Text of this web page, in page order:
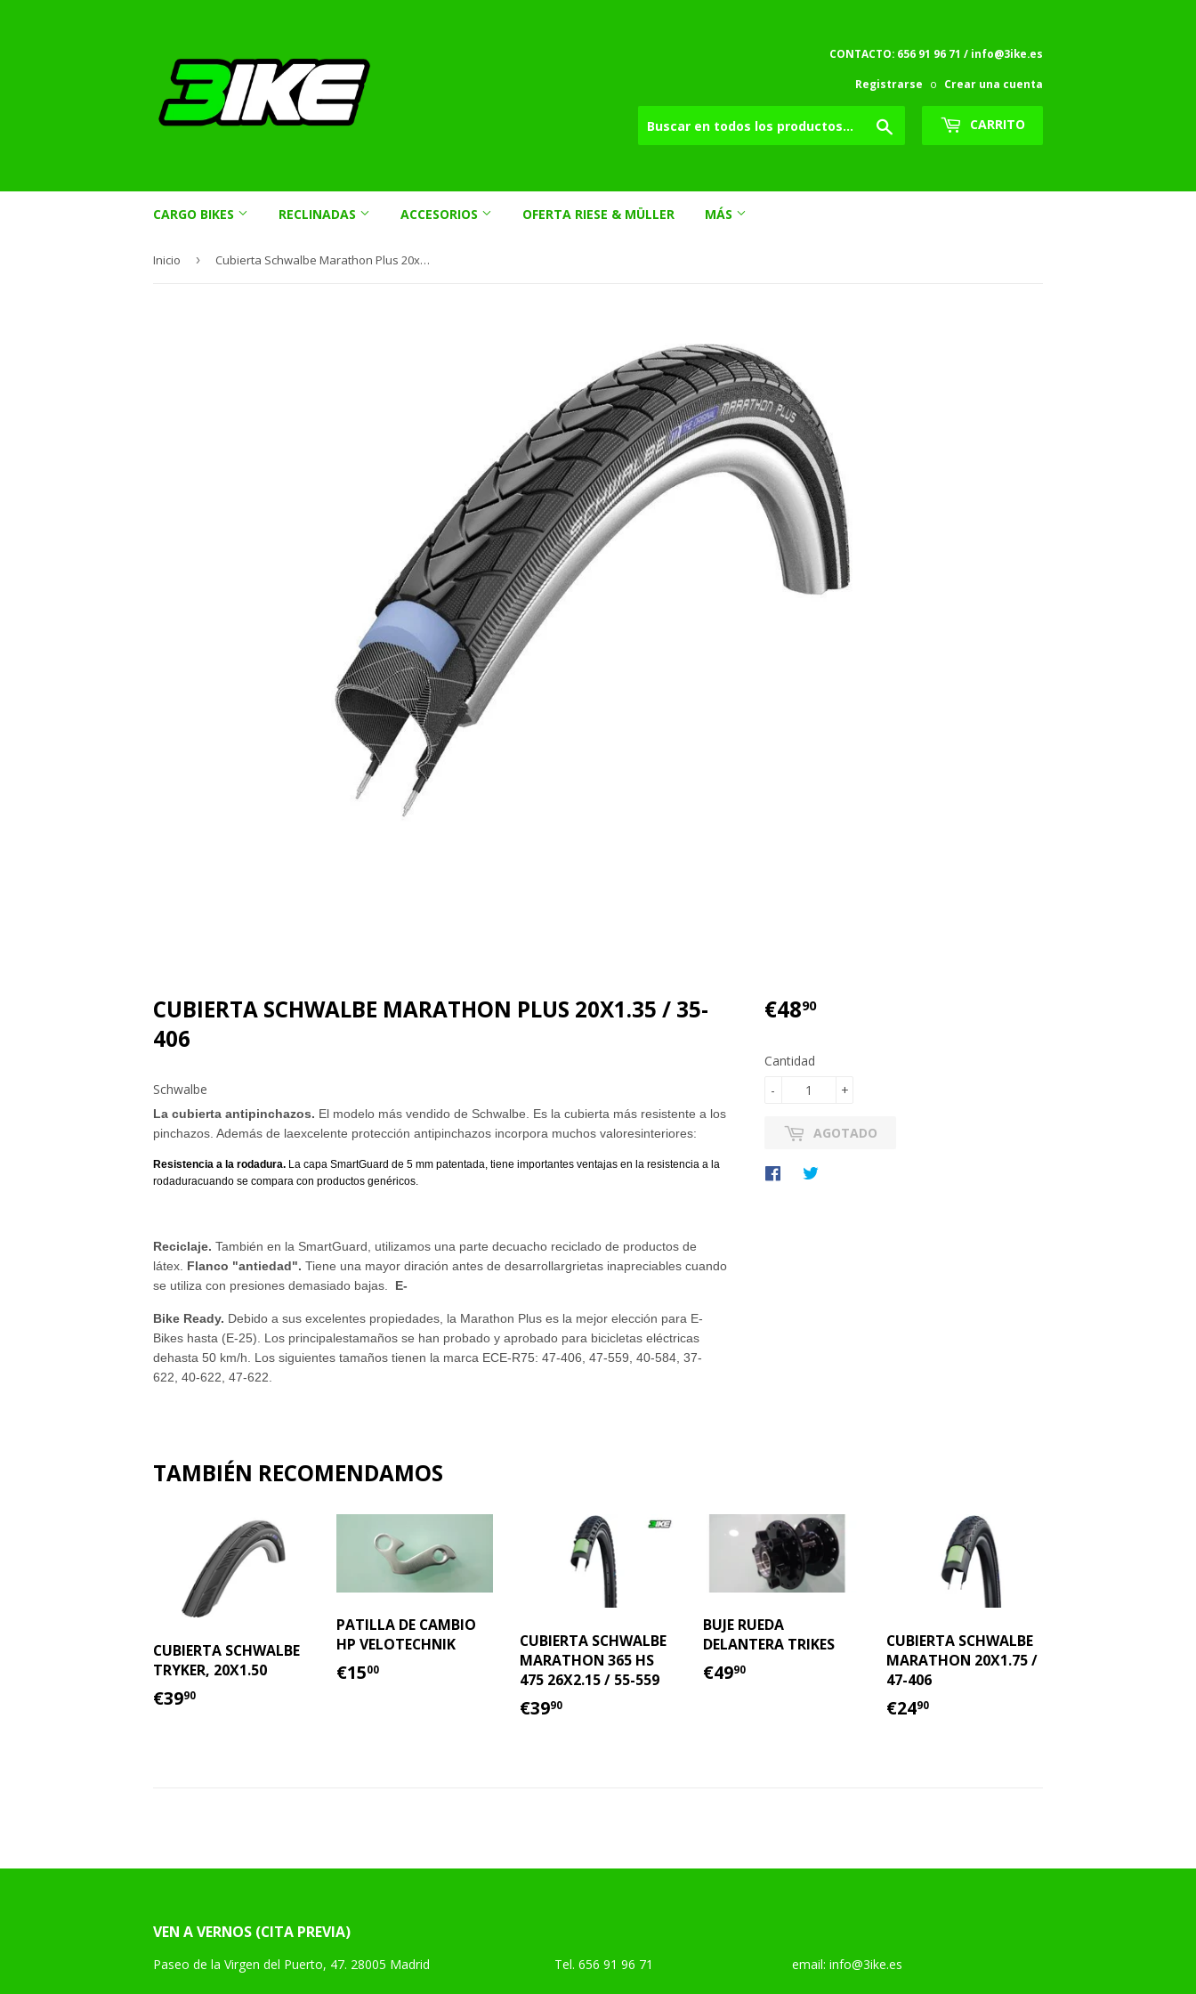
CONTACTO: 656 91 96 71 / info@3ike.es
Registrarse o Crear una cuenta
CARRITO
CARGO BIKES RECLINADAS ACCESORIOS OFERTA RIESE & MÜLLER MÁS
Inicio › Cubierta Schwalbe Marathon Plus 20x1.35 / 35-406
CUBIERTA SCHWALBE MARATHON PLUS 20X1.35 / 35-
406
Schwalbe
La cubierta antipinchazos. El modelo más vendido de Schwalbe. Es la cubierta más resistente a los
pinchazos. Además de laexcelente protección antipinchazos incorpora muchos valoresinteriores:
Resistencia a la rodadura. La capa SmartGuard de 5 mm patentada, tiene importantes ventajas en la resistencia a la
rodaduracuando se compara con productos genéricos.
Reciclaje. También en la SmartGuard, utilizamos una parte decuacho reciclado de productos de
látex. Flanco "antiedad". Tiene una mayor diración antes de desarrollargrietas inapreciables cuando
se utiliza con presiones demasiado bajas.
E-
Bike Ready. Debido a sus excelentes propiedades, la Marathon Plus es la mejor elección para E-
Bikes hasta (E-25). Los principalestamaños se han probado y aprobado para bicicletas eléctricas
dehasta 50 km/h. Los siguientes tamaños tienen la marca ECE-R75: 47-406, 47-559, 40-584, 37-
622, 40-622, 47-622.
€4890€48.90
Cantidad
+
-
AGOTADO
Compartir
TAMBIÉN RECOMENDAMOS
CUBIERTA SCHWALBE
TRYKER, 20X1.50
PRECIO
€3990
PATILLA DE CAMBIO
HP VELOTECHNIK
PRECIO
€1500
CUBIERTA SCHWALBE
MARATHON 365 HS
475 26X2.15 / 55-559
PRECIO
€3990
BUJE RUEDA
DELANTERA TRIKES
PRECIO
€4990
CUBIERTA SCHWALBE
MARATHON 20X1.75 /
47-406
PRECIO
€2490
VEN A VERNOS (CITA PREVIA)
Paseo de la Virgen del Puerto, 47. 28005 Madrid Tel. 656 91 96 71 email: info@3ike.es